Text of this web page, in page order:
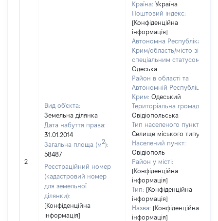
2
Вид об'єкта:
Земельна ділянка
Дата набуття права:
31.01.2014
Загальна площа (м2):
58487
Реєстраційний номер
(кадастровий номер
для земельної
ділянки):
[Конфіденційна
інформація]
Країна: Україна
Поштовий індекс:
[Конфіденційна
інформація]
Автономна Республіка
Крим/область/місто зі
спеціальним статусом:
Одеська
Район в області та
Автономній Республіці
Крим: Одеський
Територіальна громада:
Овідіопольська
Тип населеного пункту:
Селище міського типу
Населений пункт:
Овідіополь
Район у місті:
[Конфіденційна
інформація]
Тип: [Конфіденційна
інформація]
Назва: [Конфіденційна
інформація]